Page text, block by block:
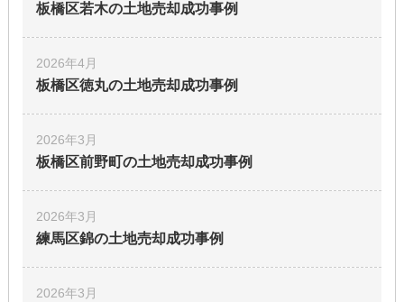
板橋区若木の土地売却成功事例
2026年4月
板橋区徳丸の土地売却成功事例
2026年3月
板橋区前野町の土地売却成功事例
2026年3月
練馬区錦の土地売却成功事例
2026年3月